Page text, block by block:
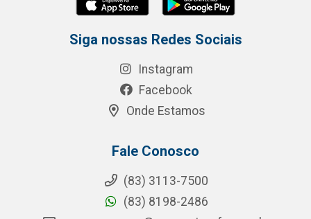
Siga nossas Redes Sociais
Instagram
Facebook
Onde Estamos
Fale Conosco
(83) 3113-7500
(83) 8198-2486